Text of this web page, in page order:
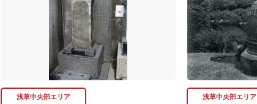
浅草中央部エリア 浅草中央部エリア